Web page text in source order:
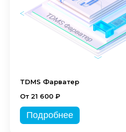
TDMS Фарватер
От 21 600 ₽
Подробнее